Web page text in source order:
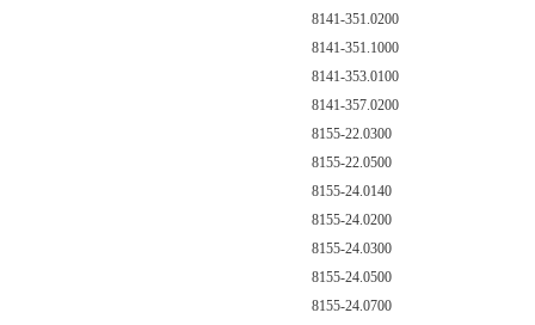
8141-351.0200
8141-351.1000
8141-353.0100
8141-357.0200
8155-22.0300
8155-22.0500
8155-24.0140
8155-24.0200
8155-24.0300
8155-24.0500
8155-24.0700